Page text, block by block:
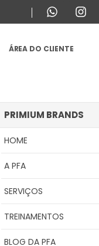
ÁREA DO CLIENTE
PRIMIUM BRANDS
HOME
A PFA
SERVIÇOS
TREINAMENTOS
BLOG DA PFA